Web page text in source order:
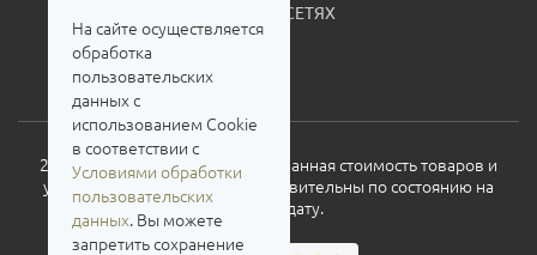
МЫ В СОЦСЕТЯХ
2026. Все права защищены. Указанная стоимость товаров и
условия их приобретения действительны по состоянию на
текущую дату.
На сайте осуществляется
обработка
пользовательских
данных с
использованием Cookie
в соответствии с
Условиями обработки
пользовательских
данных. Вы можете
запретить сохранение